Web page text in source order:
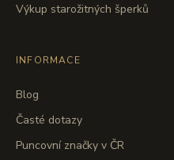
Výkup starožitných šperků
INFORMACE
Blog
Časté dotazy
Puncovní značky v ČR